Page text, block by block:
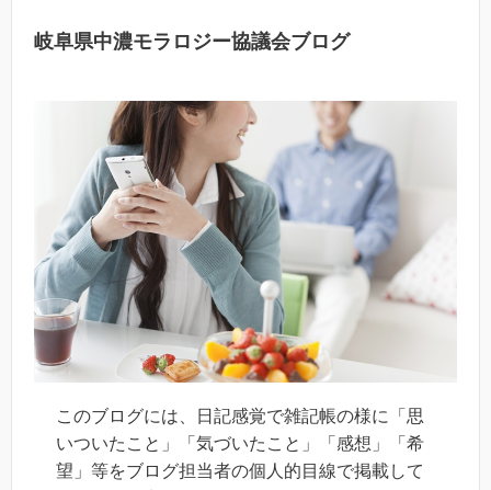
岐阜県中濃モラロジー協議会ブログ
このブログには、日記感覚で雑記帳の様に「思
いついたこと」「気づいたこと」「感想」「希
望」等をブログ担当者の個人的目線で掲載して